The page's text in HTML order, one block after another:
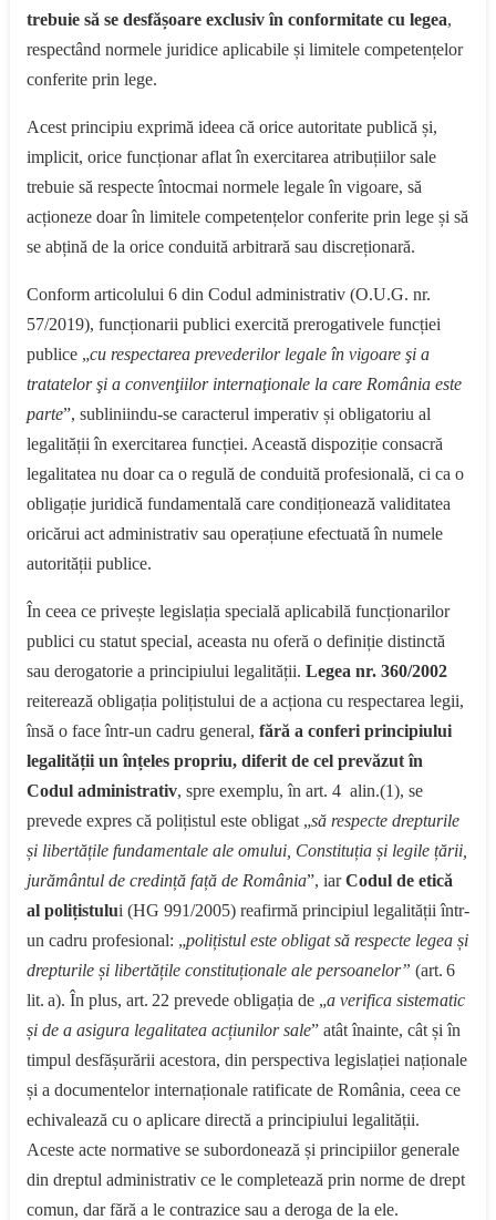
trebuie să se desfășoare exclusiv în conformitate cu legea,
respectând normele juridice aplicabile și limitele competențelor
conferite prin lege.
Acest principiu exprimă ideea că orice autoritate publică și,
implicit, orice funcționar aflat în exercitarea atribuțiilor sale
trebuie să respecte întocmai normele legale în vigoare, să
acționeze doar în limitele competențelor conferite prin lege și să
se abțină de la orice conduită arbitrară sau discreționară.
Conform articolului 6 din Codul administrativ (O.U.G. nr.
57/2019), funcționarii publici exercită prerogativele funcției
publice „cu respectarea prevederilor legale în vigoare şi a
tratatelor şi a convenţiilor internaţionale la care România este
parte”, subliniindu-se caracterul imperativ și obligatoriu al
legalității în exercitarea funcției. Această dispoziție consacră
legalitatea nu doar ca o regulă de conduită profesională, ci ca o
obligație juridică fundamentală care condiționează validitatea
oricărui act administrativ sau operațiune efectuată în numele
autorității publice.
În ceea ce privește legislația specială aplicabilă funcționarilor
publici cu statut special, aceasta nu oferă o definiție distinctă
sau derogatorie a principiului legalității. Legea nr. 360/2002
reiterează obligația polițistului de a acționa cu respectarea legii,
însă o face într-un cadru general, fără a conferi principiului
legalității un înțeles propriu, diferit de cel prevăzut în
Codul administrativ, spre exemplu, în art. 4 alin.(1), se
prevede expres că polițistul este obligat „să respecte drepturile
și libertățile fundamentale ale omului, Constituția și legile țării,
jurământul de credință față de România”, iarCodul de etică
al polițistului (HG 991/2005) reafirmă principiul legalității într-
un cadru profesional: „polițistul este obligat să respecte legea și
drepturile și libertățile constituționale ale persoanelor” (art. 6
lit. a). În plus, art. 22 prevede obligația de „a verifica sistematic
și de a asigura legalitatea acțiunilor sale” atât înainte, cât și în
timpul desfășurării acestora, din perspectiva legislației naționale
și a documentelor internaționale ratificate de România, ceea ce
echivalează cu o aplicare directă a principiului legalității.
Aceste acte normative se subordonează și principiilor generale
din dreptul administrativ ce le completează prin norme de drept
comun, dar fără a le contrazice sau a deroga de la ele.